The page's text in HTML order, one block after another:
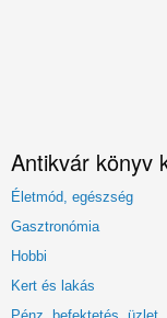
Antikvár könyv
Életmód, egészség
Gasztronómia
Hobbi
Kert és lakás